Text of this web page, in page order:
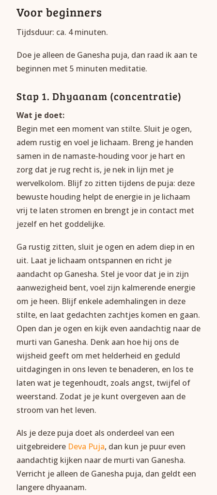
Voor beginners
Tijdsduur: ca. 4 minuten.
Doe je alleen de Ganesha puja, dan raad ik aan te
beginnen met 5 minuten meditatie.
Stap 1. Dhyaanam (concentratie)
Wat je doet:
Begin met een moment van stilte. Sluit je ogen,
adem rustig en voel je lichaam. Breng je handen
samen in de namaste-houding voor je hart en
zorg dat je rug recht is, je nek in lijn met je
wervelkolom. Blijf zo zitten tijdens de puja: deze
bewuste houding helpt de energie in je lichaam
vrij te laten stromen en brengt je in contact met
jezelf en het goddelijke.
Ga rustig zitten, sluit je ogen en adem diep in en
uit. Laat je lichaam ontspannen en richt je
aandacht op Ganesha. Stel je voor dat je in zijn
aanwezigheid bent, voel zijn kalmerende energie
om je heen. Blijf enkele ademhalingen in deze
stilte, en laat gedachten zachtjes komen en gaan.
Open dan je ogen en kijk even aandachtig naar de
murti van Ganesha. Denk aan hoe hij ons de
wijsheid geeft om met helderheid en geduld
uitdagingen in ons leven te benaderen, en los te
laten wat je tegenhoudt, zoals angst, twijfel of
weerstand. Zodat je je kunt overgeven aan de
stroom van het leven.
Als je deze puja doet als onderdeel van een
uitgebreidere Deva Puja, dan kun je puur even
aandachtig kijken naar de murti van Ganesha.
Verricht je alleen de Ganesha puja, dan geldt een
langere dhyaanam.